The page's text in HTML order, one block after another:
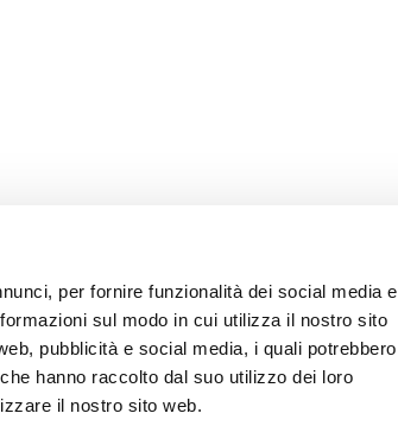
per fornire funzionalità dei social media e
sul modo in cui utilizza il nostro sito
pubblicità e social media, i quali potrebbero
hanno raccolto dal suo utilizzo dei loro
il nostro sito web.